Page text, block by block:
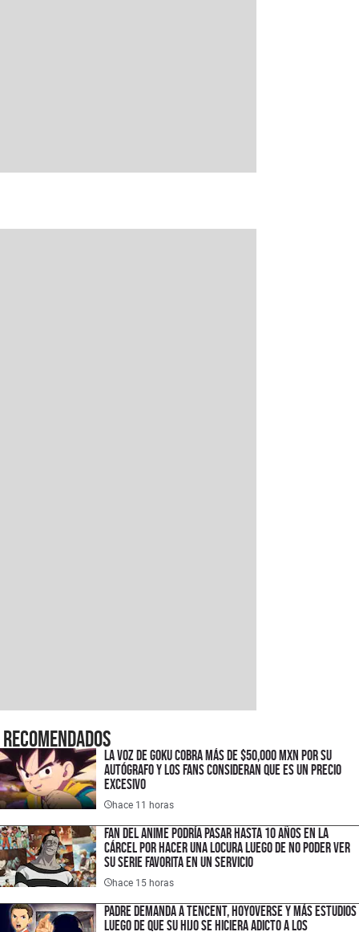
Recomendados
La voz de Goku cobra más de $50,000 MXN por su
autógrafo y los fans consideran que es un precio
excesivo
hace 11 horas
Fan del anime podría pasar hasta 10 años en la
cárcel por hacer una locura luego de no poder ver
su serie favorita en un servicio
hace 15 horas
Padre demanda a Tencent, HoyoVerse y más estudios
luego de que su hijo se hiciera adicto a los